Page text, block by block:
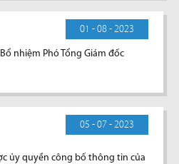
01 - 08 - 2023
nhiệm Phó Tổng Giám đốc
05 - 07 - 2023
ủy quyền công bố thông tin của